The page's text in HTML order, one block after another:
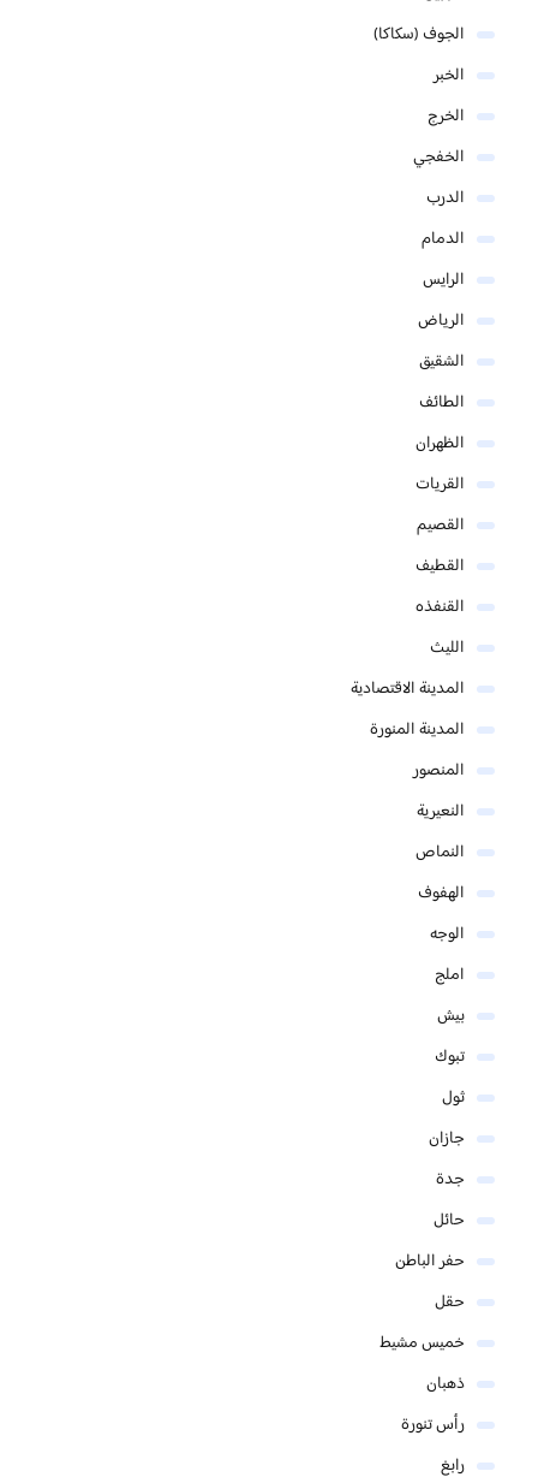
الجوف (سكاكا)
الخبر
الخرج
الخفجي
الدرب
الدمام
الرايس
الرياض
الشقيق
الطائف
الظهران
القريات
القصيم
القطيف
القنفذه
الليث
المدينة الاقتصادية
المدينة المنورة
المنصور
النعيرية
النماص
الهفوف
الوجه
املج
بيش
تبوك
ثول
جازان
جدة
حائل
حفر الباطن
حقل
خميس مشيط
ذهبان
رأس تنورة
رابغ